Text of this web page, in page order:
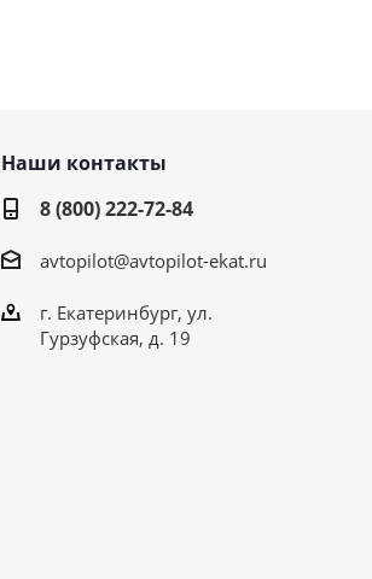
Наши контакты
8 (800) 222-72-84
avtopilot@avtopilot-ekat.ru
г. Екатеринбург, ул.
Гурзуфская, д. 19